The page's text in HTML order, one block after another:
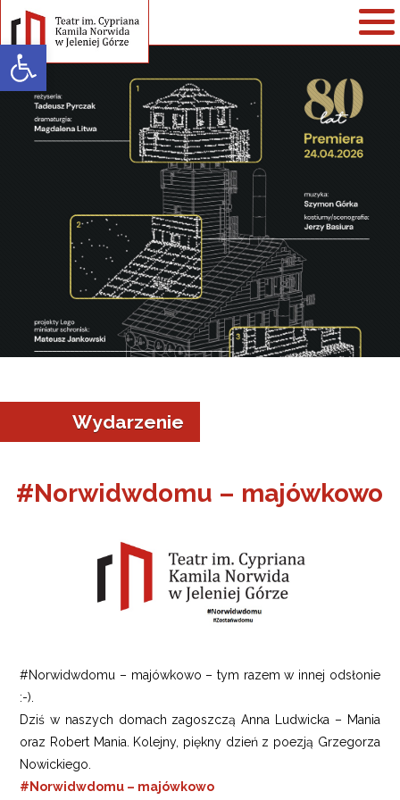
Open toolbar
Wydarzenie
#Norwidwdomu – majówkowo
#Norwidwdomu – majówkowo – tym razem w innej odsłonie
:-).
Dziś w naszych domach zagoszczą Anna Ludwicka – Mania
oraz Robert Mania. Kolejny, piękny dzień z poezją Grzegorza
Nowickiego.
#Norwidwdomu – majówkowo